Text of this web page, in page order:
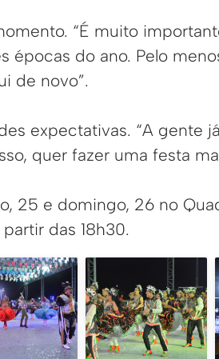
“É muito
épocas do ano. Pelo
de novo”.
expectativas. “A gente
quer fazer uma festa
25 e domingo, 26 no
das 18h30.